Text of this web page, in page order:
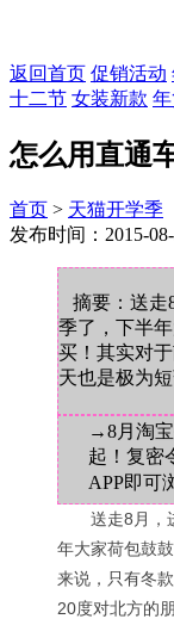
返回首页 促销活动
十二节 女装新款
怎么用直通
首页 > 天猫开学季
发布时间：2015-
摘要：送走
季了，下半
买！其实对
天也是极为
→8月淘
起！复密
APP即可
送走8月，
年大家荷包鼓
来说，只有冬
20度对北方的